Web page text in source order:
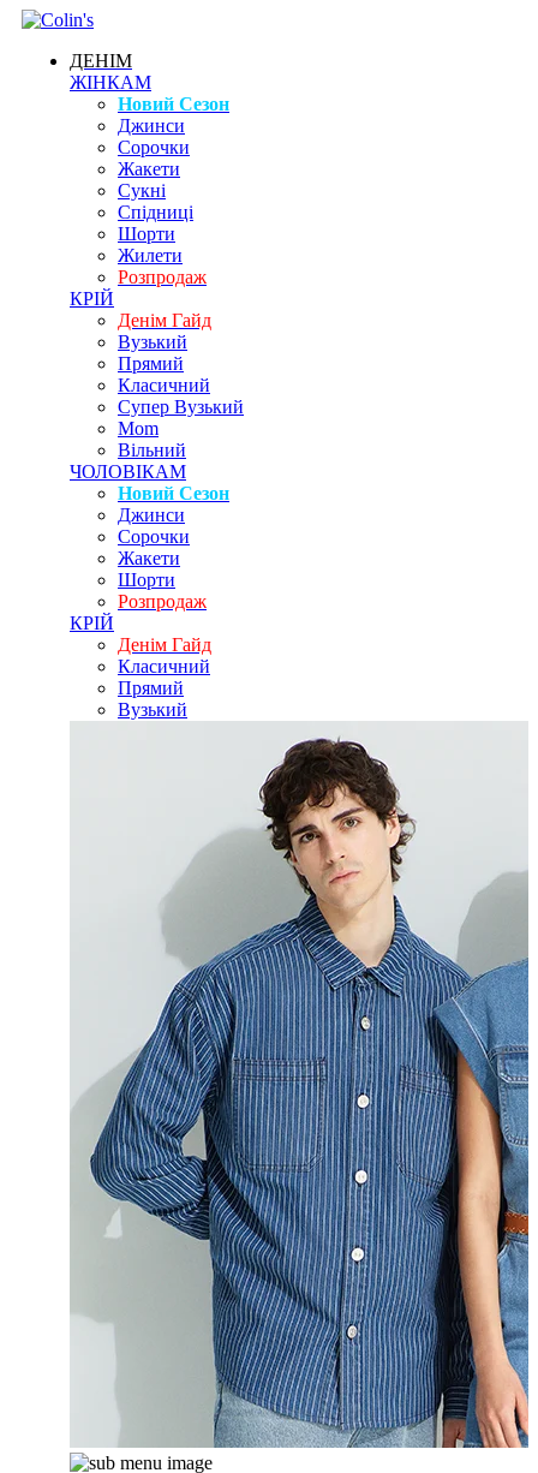
ДЕНІМ
ЖІНКАМ
Новий Сезон
Джинси
Сорочки
Жакети
Сукні
Спідниці
Шорти
Жилети
Розпродаж
КРІЙ
Денім Гайд
Вузький
Прямий
Класичний
Супер Вузький
Mom
Вільний
ЧОЛОВІКАМ
Новий Сезон
Джинси
Сорочки
Жакети
Шорти
Розпродаж
КРІЙ
Денім Гайд
Класичний
Прямий
Вузький